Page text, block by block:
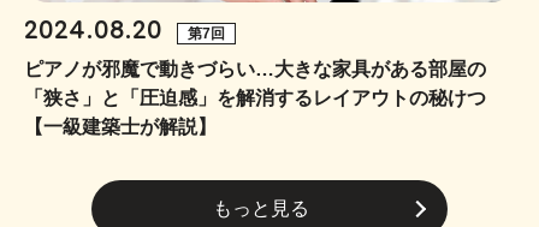
2024.08.20 第7回
ピアノが邪魔で動きづらい…大きな家具がある部屋の
「狭さ」と「圧迫感」を解消するレイアウトの秘けつ
【一級建築士が解説】
もっと見る